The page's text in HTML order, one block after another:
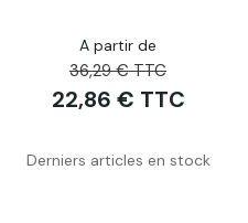
A partir de
36,29 € TTC
22,86 € TTC
Derniers articles en stock